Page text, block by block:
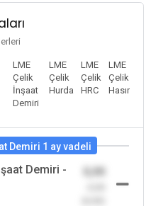
LME
Çelik
İnşaat
Demiri
LME
Çelik
Hurda
LME
Çelik
HRC
LME
Çelik
Hasır
Demiri 1 ay vadeli
Demiri -
0,00